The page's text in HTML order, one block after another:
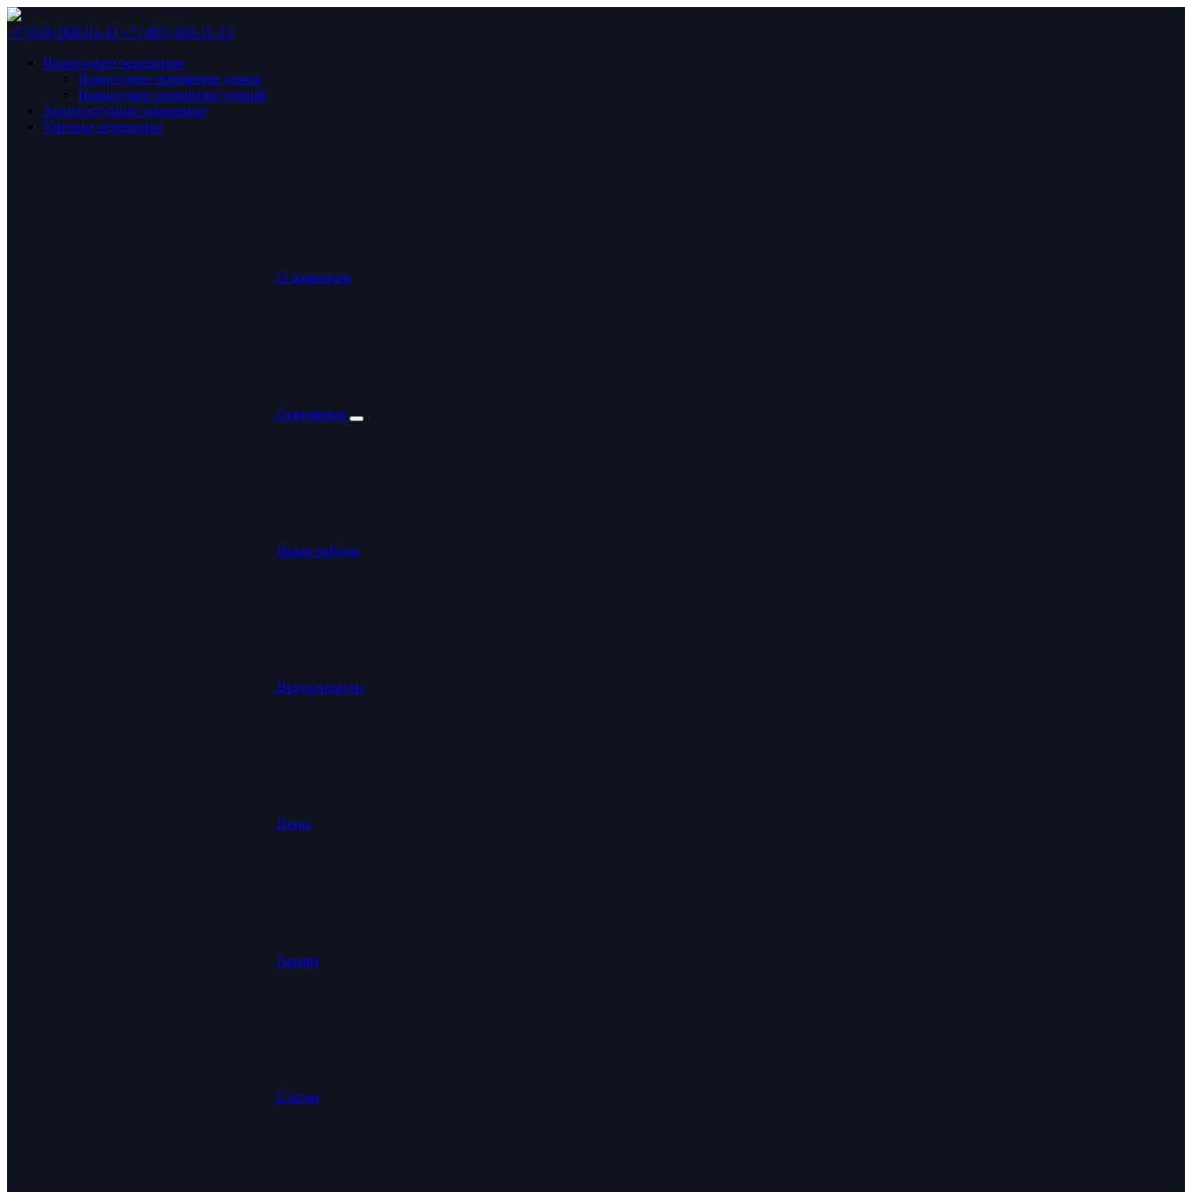
+7 (919) 960-93-43 +7 (495) 928-15-15
Новогоднее освещение
Новогоднее освещение домов
Новогоднее освещение зданий
Архитектурное освещение
Уличное освещение
О компании
Освещение
Наши работы
Визуализации
Цены
Акции
Статьи